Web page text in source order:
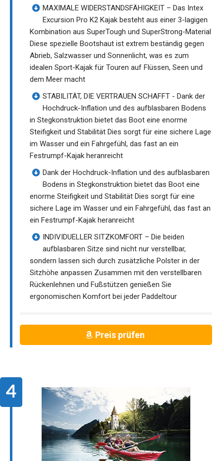
MAXIMALE WIDERSTANDSFÄHIGKEIT – Das Intex
Excursion Pro K2 Kajak besteht aus einer 3-lagigen
Kombination aus SuperTough und SuperStrong-Material
Diese spezielle Bootshaut ist extrem beständig gegen
Abrieb, Salzwasser und Sonnenlicht, was es zum
idealen Sport-Kajak für Touren auf Flüssen, Seen und
dem Meer macht
STABILITÄT, DIE VERTRAUEN SCHAFFT - Dank der
Hochdruck-Inflation und des aufblasbaren Bodens
in Stegkonstruktion bietet das Boot eine enorme
Steifigkeit und Stabilität Dies sorgt für eine sichere Lage
im Wasser und ein Fahrgefühl, das fast an ein
Festrumpf-Kajak heranreicht
Dank der Hochdruck-Inflation und des aufblasbaren
Bodens in Stegkonstruktion bietet das Boot eine
enorme Steifigkeit und Stabilität Dies sorgt für eine
sichere Lage im Wasser und ein Fahrgefühl, das fast an
ein Festrumpf-Kajak heranreicht
INDIVIDUELLER SITZKOMFORT – Die beiden
aufblasbaren Sitze sind nicht nur verstellbar,
sondern lassen sich durch zusätzliche Polster in der
Sitzhöhe anpassen Zusammen mit den verstellbaren
Rückenlehnen und Fußstützen genießen Sie
ergonomischen Komfort bei jeder Paddeltour
Preis prüfen